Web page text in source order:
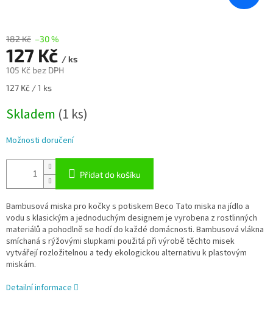
182 Kč –30 %
127 Kč / ks
105 Kč bez DPH
Měrná
127 Kč / 1 ks
Skladem (1 ks)
Možnosti doručení
Přidat do košíku
Bambusová miska pro kočky s potiskem Beco Tato miska na jídlo a
vodu s klasickým a jednoduchým designem je vyrobena z rostlinných
materiálů a pohodlně se hodí do každé domácnosti. Bambusová vlákna
smíchaná s rýžovými slupkami použitá při výrobě těchto misek
vytvářejí rozložitelnou a tedy ekologickou alternativu k plastovým
miskám.
Detailní informace